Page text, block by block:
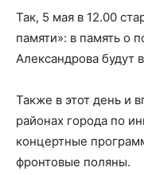
Так, 5 мая в 12.00
памяти»: в память о
Александрова будут
Также в этот день и
районах города по
концертные
фронтовые поляны.